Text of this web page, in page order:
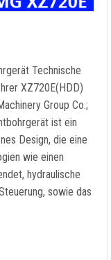
Technische
XZ720E(HDD)
Group Co.;
ist ein
Design, die eine
wie einen
hydraulische
sowie das